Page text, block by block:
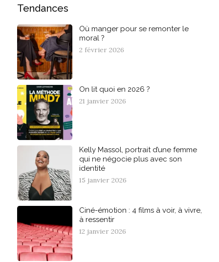
Tendances
Où manger pour se remonter le
moral ?
2 février 2026
On lit quoi en 2026 ?
21 janvier 2026
Kelly Massol, portrait d’une femme
qui ne négocie plus avec son
identité
15 janvier 2026
Ciné-émotion : 4 films à voir, à vivre,
à ressentir
12 janvier 2026